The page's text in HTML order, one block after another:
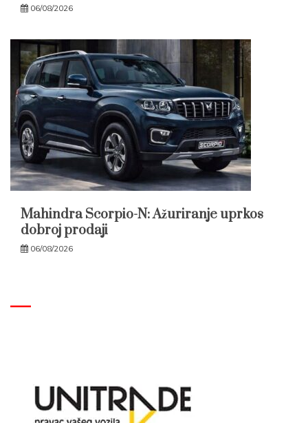
06/08/2026
Mahindra Scorpio-N: Ažuriranje uprkos
dobroj prodaji
06/08/2026